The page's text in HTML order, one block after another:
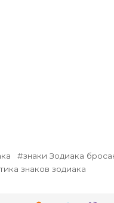
знаки Зодиака
знаков зодиака